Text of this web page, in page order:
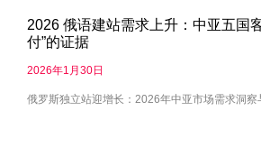
2026 俄语建站需求上升：中亚五国
付”的证据
2026年1月30日
俄罗斯独立站迎增长：2026年中亚市场需求洞察